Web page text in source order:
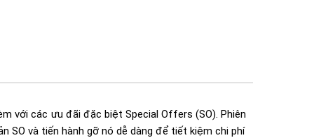
với các ưu đãi đặc biệt Special Offers (SO). Phiên
SO và tiến hành gỡ nó dễ dàng để tiết kiệm chi phí